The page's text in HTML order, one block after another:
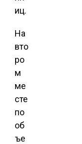
иц.
На
вто
ро
м
ме
сте
по
об
ъе